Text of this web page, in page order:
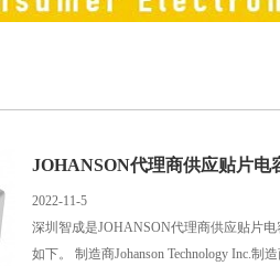
JOHANSON代理商供应贴片电
2022-11-5
深圳智成是JOHANSON代理商供应贴片
如下。 制造商Johanson Technology Inc.制